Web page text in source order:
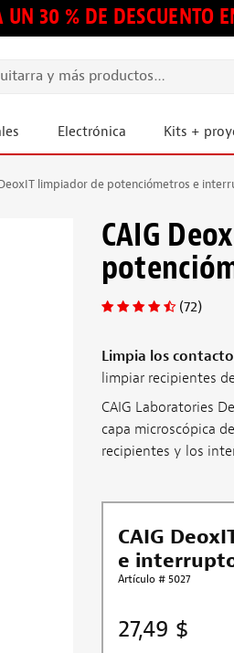
UN 30 % DE DESCUENTO
Electrónica Kits +
limpiador de potenciómetros e
CAIG
(72)
Limpia los
limpiar recipientes
CAIG Laboratories
capa microscópica
recipientes y los
CAIG
e
Artículo # 5027
27,49 $